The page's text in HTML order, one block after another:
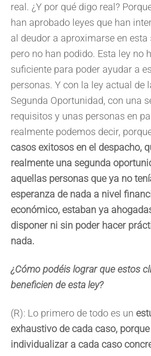
real. ¿Y por qué digo real?
han aprobado leyes que han
al deudor a aproximarse en esta
pero no han podido. Esta ley no
suficiente para poder ayudar a
personas. Y con la ley actual de
Segunda Oportunidad, con una
requisitos y unas personas en
realmente podemos decir,
casos exitosos en el despacho,
realmente una segunda
aquellas personas que ya no
esperanza de nada a nivel
económico, estaban ya
disponer ni sin poder hacer
nada.
¿Cómo podéis lograr que estos
beneficien de esta ley?
(R): Lo primero de todo es un
exhaustivo de cada caso,
individualizar a cada caso